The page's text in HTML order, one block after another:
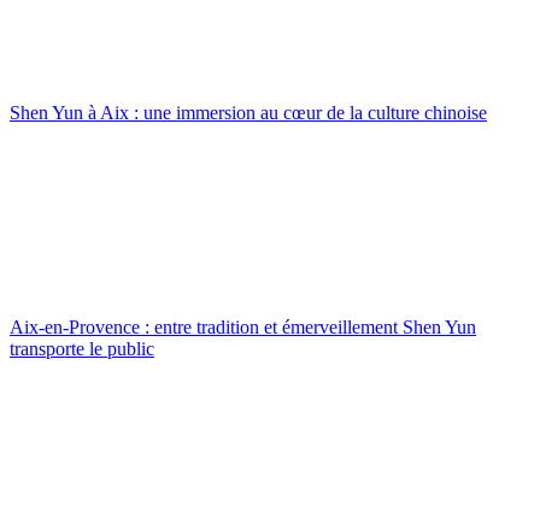
Shen Yun à Aix : une immersion au cœur de la culture chinoise
Aix-en-Provence : entre tradition et émerveillement Shen Yun
transporte le public